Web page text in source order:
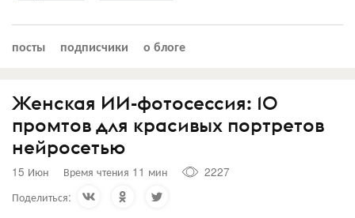
посты подписчики о блоге
Женская ИИ-фотосессия: 10
промтов для красивых портретов
нейросетью
15 Июн Время чтения 11 мин
2227
Поделиться: